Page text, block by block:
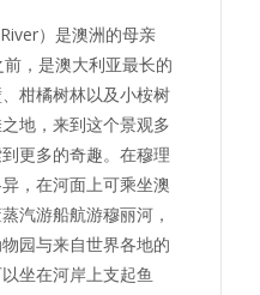
）是澳洲的母亲
，是澳大利亚最长的
柑橘树林以及小桉树
地，来到这个景观多
更多的奇趣。在穆理
，在河面上可乘坐澳
汽游船航游穆丽河，
园与来自世界各地的
坐在河岸上支起鱼